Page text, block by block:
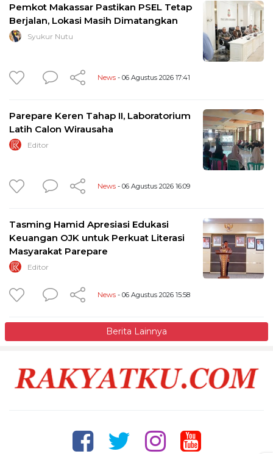
Pemkot Makassar Pastikan PSEL Tetap
Berjalan, Lokasi Masih Dimatangkan
Syukur Nutu
News - 06 Agustus 2026 17:41
Parepare Keren Tahap II, Laboratorium
Latih Calon Wirausaha
Editor
News - 06 Agustus 2026 16:09
Tasming Hamid Apresiasi Edukasi
Keuangan OJK untuk Perkuat Literasi
Masyarakat Parepare
Editor
News - 06 Agustus 2026 15:58
Berita Lainnya